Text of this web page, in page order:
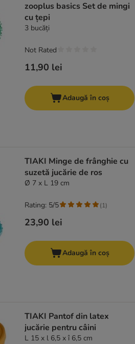
zooplus basics Set de mingi
cu țepi
3 bucăți
11,90 lei
Not Rated
Adaugă în coș
TIAKI Minge de frânghie cu
suzetă jucărie de ros
Ø 7 x L 19 cm
23,90 lei
Rating: 5/5 (1)
Adaugă în coș
TIAKI Pantof din latex
jucărie pentru câini
L 15 x l 6,5 x î 6,5 cm